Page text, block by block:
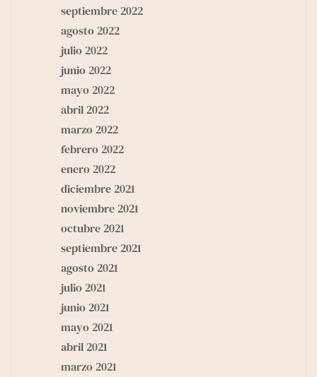
septiembre 2022
agosto 2022
julio 2022
junio 2022
mayo 2022
abril 2022
marzo 2022
febrero 2022
enero 2022
diciembre 2021
noviembre 2021
octubre 2021
septiembre 2021
agosto 2021
julio 2021
junio 2021
mayo 2021
abril 2021
marzo 2021